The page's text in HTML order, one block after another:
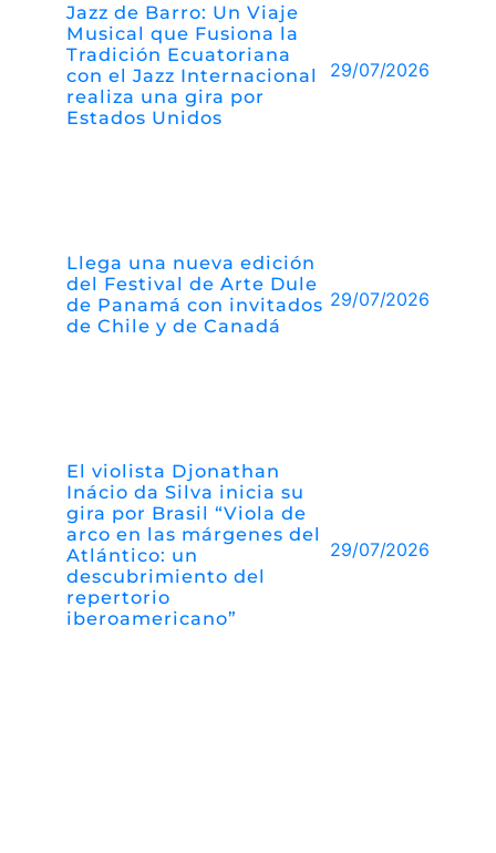
Jazz de Barro: Un Viaje
Musical que Fusiona la
Tradición Ecuatoriana
con el Jazz Internacional
realiza una gira por
Estados Unidos
29/07/2026
Llega una nueva edición
del Festival de Arte Dule
de Panamá con invitados
de Chile y de Canadá
29/07/2026
El violista Djonathan
Inácio da Silva inicia su
gira por Brasil “Viola de
arco en las márgenes del
Atlántico: un
descubrimiento del
repertorio
iberoamericano”
29/07/2026